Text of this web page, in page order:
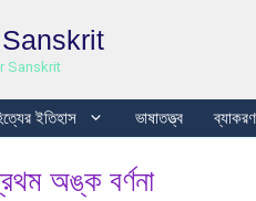
Sanskrit
ইতিহাস ভাষাতত্ত্ব ব্যাকরণ
অঙ্ক বর্ণনা